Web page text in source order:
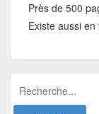
Près de 500
Existe aussi